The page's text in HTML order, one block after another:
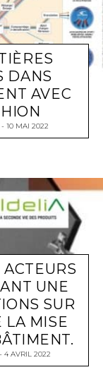
DANS
AVEC
10 MAI 2022
UNE
SUR
LA MISE
4 AVRIL 2022